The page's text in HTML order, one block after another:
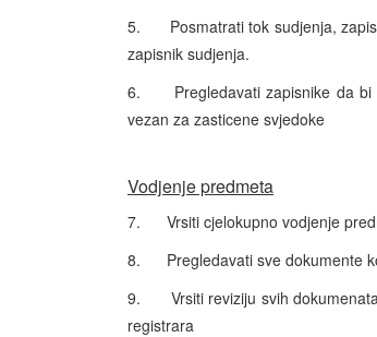
5.
Posmatrati tok sudjenja,
zapisnik sudjenja.
6.
Pregledavati zapisnike da
vezan za zasticene svjedoke
Vodjenje predmeta
7.
Vrsiti cjelokupno vodjenje
8.
Pregledavati sve dokumente
9.
Vrsiti reviziju svih
registrara